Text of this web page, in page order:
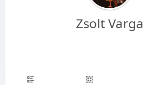
Zsolt Varga